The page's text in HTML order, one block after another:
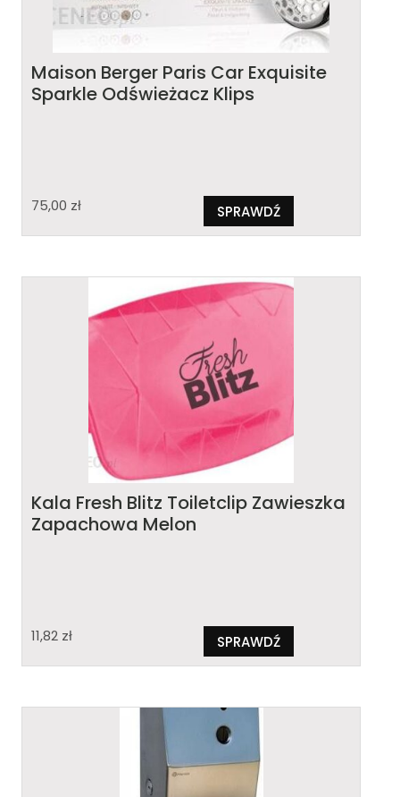
Maison Berger Paris Car Exquisite
Sparkle Odświeżacz Klips
75,00 zł SPRAWDŹ
Kala Fresh Blitz Toiletclip Zawieszka
Zapachowa Melon
11,82 zł SPRAWDŹ